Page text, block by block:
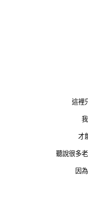
這裡
才
聽說很多
因